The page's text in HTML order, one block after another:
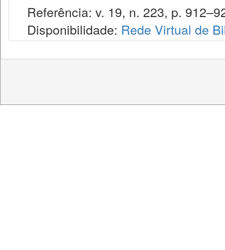
Referência: v. 19, n. 223, p.
Disponibilidade: Rede Virtual de